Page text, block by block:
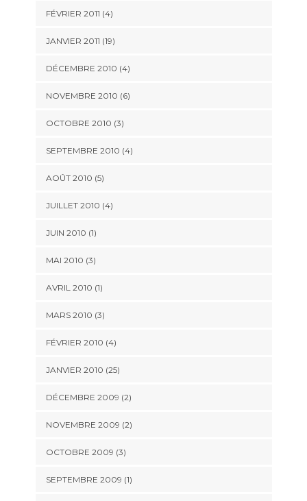
FÉVRIER 2011 (4)
JANVIER 2011 (19)
DÉCEMBRE 2010 (4)
NOVEMBRE 2010 (6)
OCTOBRE 2010 (3)
SEPTEMBRE 2010 (4)
AOÛT 2010 (5)
JUILLET 2010 (4)
JUIN 2010 (1)
MAI 2010 (3)
AVRIL 2010 (1)
MARS 2010 (3)
FÉVRIER 2010 (4)
JANVIER 2010 (25)
DÉCEMBRE 2009 (2)
NOVEMBRE 2009 (2)
OCTOBRE 2009 (3)
SEPTEMBRE 2009 (1)